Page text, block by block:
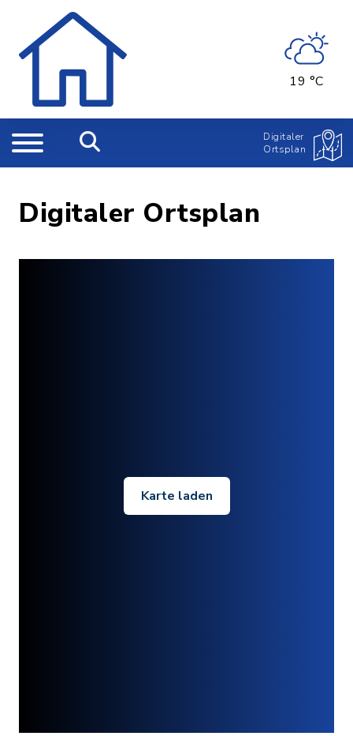
19 °C
Digitaler
Ortsplan
Digitaler Ortsplan
Karte laden